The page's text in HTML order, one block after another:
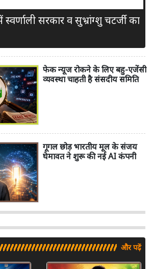
स्वर्णाली सरकार व सुभ्रांग्शु चटर्जी का
फेक न्यूज रोकने के लिए बहु-एजेंसी
व्यवस्था चाहती है संसदीय समिति
गूगल छोड़ भारतीय मूल के संजय
घेमावत ने शुरू की नई AI कंपनी
और पढ़ें